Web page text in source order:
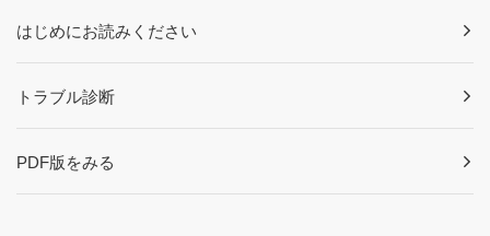
はじめにお読みください
トラブル診断
PDF版をみる